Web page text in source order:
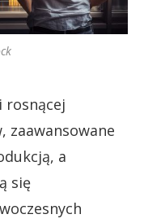
rosnącej
zaawansowane
a
się